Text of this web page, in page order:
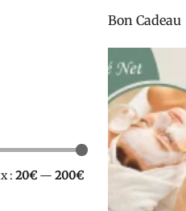
: 20€ — 200€
Bon Cadeau